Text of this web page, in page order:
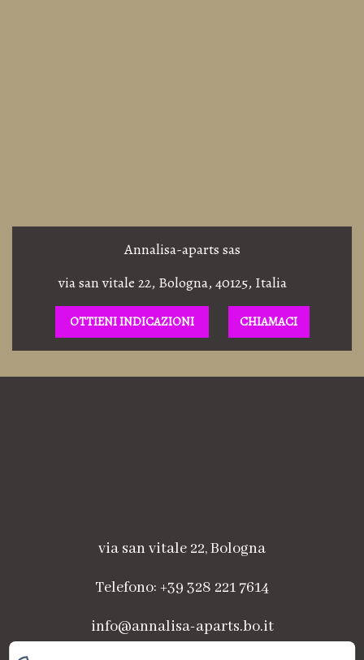
Annalisa-aparts sas
via san vitale 22, Bologna, 40125, Italia
OTTIENI INDICAZIONI CHIAMACI
via san vitale 22, Bologna
Telefono: +39 328 221 7614
info@annalisa-aparts.bo.it